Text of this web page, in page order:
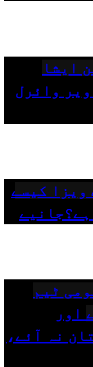
ایشا
وائرل
ویزا کیسے
ٹیم
اور
نہ آئے،